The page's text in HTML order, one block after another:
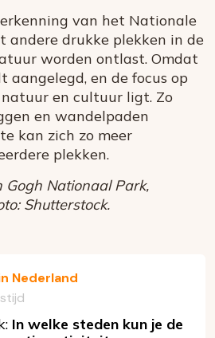
van het Nationale
andere drukke plekken in de
worden ontlast. Omdat
aangelegd, en de focus op
en cultuur ligt. Zo
en wandelpaden
kan zich zo meer
plekken.
Gogh Nationaal Park,
Shutterstock.
Nederland
In welke steden kun je de